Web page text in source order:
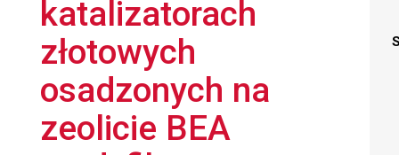
katalizatorach
złotowych
osadzonych na
zeolicie BEA